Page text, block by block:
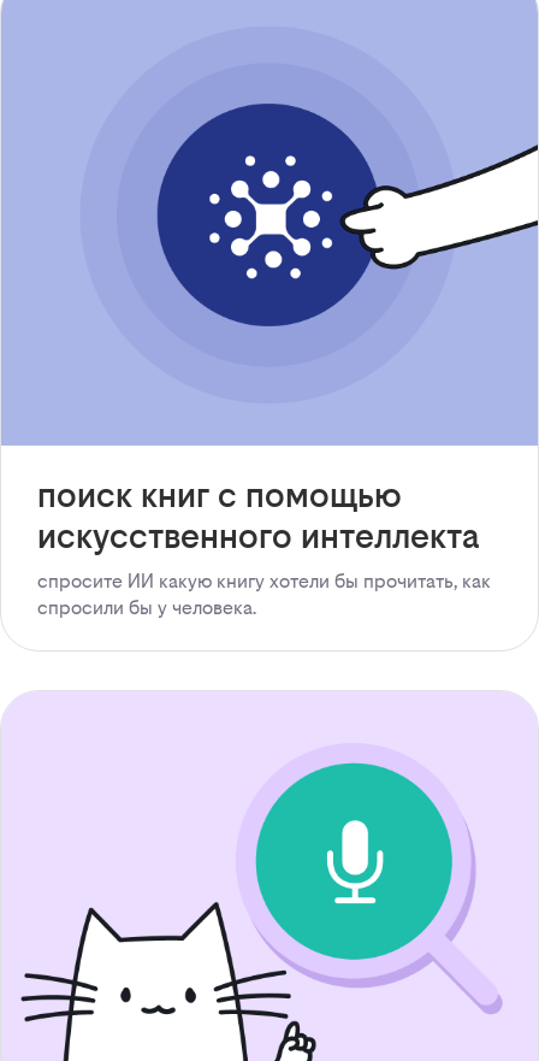
поиск книг с помощью
искусственного интеллекта
спросите ИИ какую книгу хотели бы прочитать, как
спросили бы у человека.